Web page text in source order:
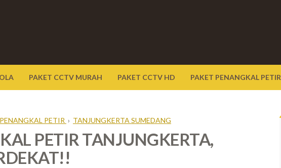
PAKET CCTV MURAH PAKET CCTV HD PAKET PENANGKAL PETIR
PETIR › TANJUNGKERTA SUMEDANG
PETIR TANJUNGKERTA,